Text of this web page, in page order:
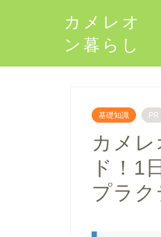
カメレオ
ン暮らし
基礎知識 PR
カメ
ド！1
プラ